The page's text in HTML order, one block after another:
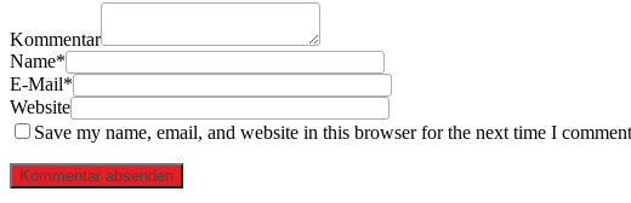
Kommentar
Name*
E-Mail*
Website
Save my name, email, and website in this browser for the next time I
Kommentar absenden